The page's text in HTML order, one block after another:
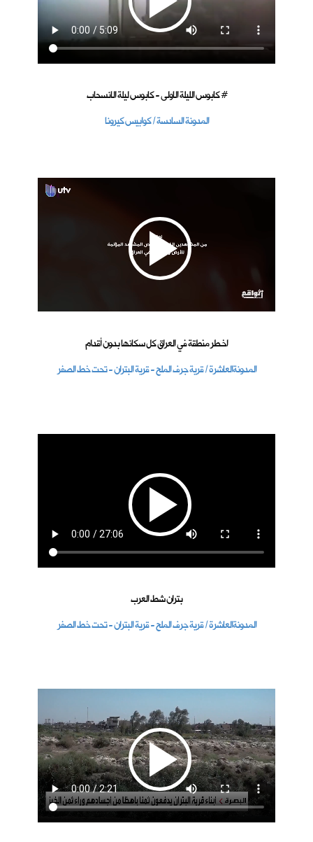
كابوس الليلة الاولى - كابوس ليلة الانسحاب #
المدونة السادسة / كوابيس كيرونا
اخـطر منطقة في العراق كل سكانها بدون أقدام
المدونةالعاشرة / قرية جرف الملح - قرية البتران - تحت خط الصفر
بتران شط العرب
المدونةالعاشرة / قرية جرف الملح - قرية البتران - تحت خط الصفر